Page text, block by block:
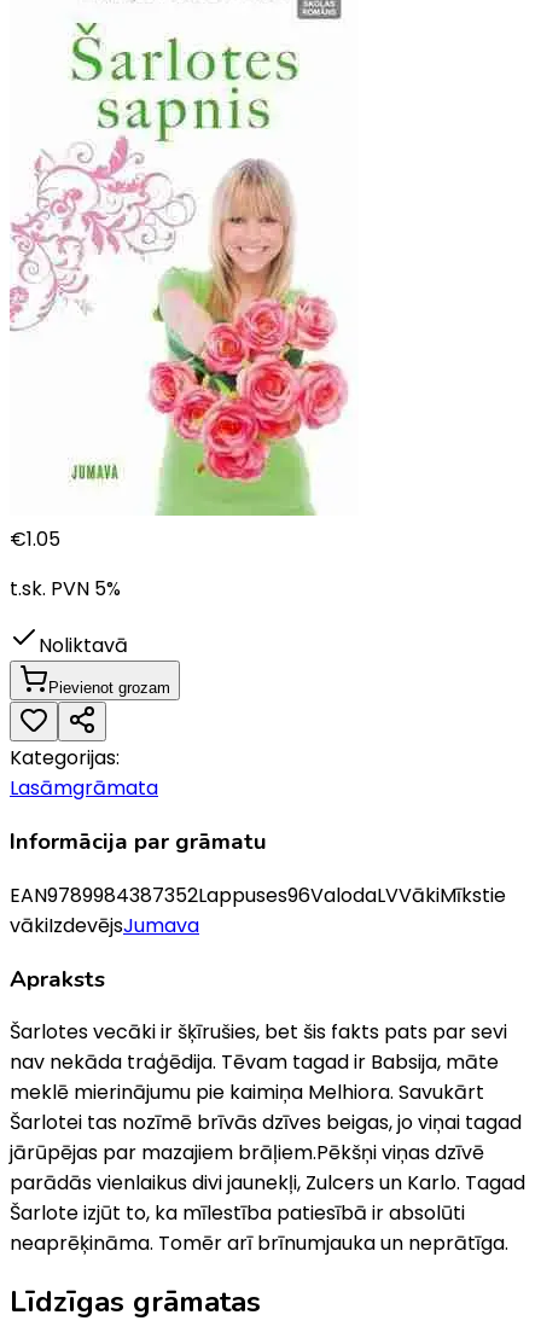
€1.05
t.sk. PVN 5%
Noliktavā
Pievienot grozam
Kategorijas:
Lasāmgrāmata
Informācija par grāmatu
EAN9789984387352Lappuses96ValodaLVVākiMīkstie
vākiIzdevējsJumava
Apraksts
Šarlotes vecāki ir šķīrušies, bet šis fakts pats par sevi
nav nekāda traģēdija. Tēvam tagad ir Babsija, māte
meklē mierinājumu pie kaimiņa Melhiora. Savukārt
Šarlotei tas nozīmē brīvās dzīves beigas, jo viņai tagad
jārūpējas par mazajiem brāļiem.Pēkšņi viņas dzīvē
parādās vienlaikus divi jaunekļi, Zulcers un Karlo. Tagad
Šarlote izjūt to, ka mīlestība patiesībā ir absolūti
neaprēķināma. Tomēr arī brīnumjauka un neprātīga.
Līdzīgas grāmatas